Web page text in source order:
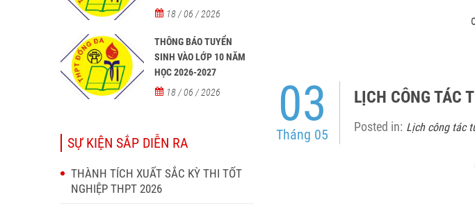
10 NĂM HỌC 2026–2027
18 / 06 / 2026
THÔNG BÁO TUYỂN
SINH VÀO LỚP 10 NĂM
HỌC 2026-2027
18 / 06 / 2026
SỰ KIỆN SẮP DIỄN RA
THÀNH TÍCH XUẤT SẮC KỲ THI TỐT
NGHIỆP THPT 2026
03
Tháng 05
LỊCH CÔNG TÁC
Posted in: Lịch công tác